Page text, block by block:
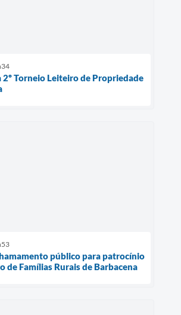
2º Torneio Leiteiro de Propriedade
público para patrocínio
de Famílias Rurais de Barbacena